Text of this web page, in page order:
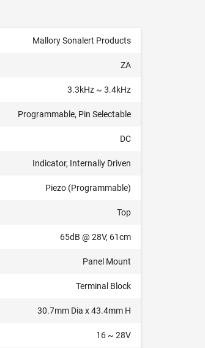
Mallory Sonalert Products
ZA
3.3kHz ~ 3.4kHz
Programmable, Pin Selectable
DC
Indicator, Internally Driven
Piezo (Programmable)
Top
65dB @ 28V, 61cm
Panel Mount
Terminal Block
30.7mm Dia x 43.4mm H
16 ~ 28V